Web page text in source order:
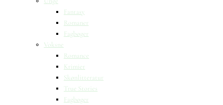
Fantasy
Romaner
Fagbøger
Voksne
Romance
Krimier
Skønlitteratur
True Stories
Fagbøger